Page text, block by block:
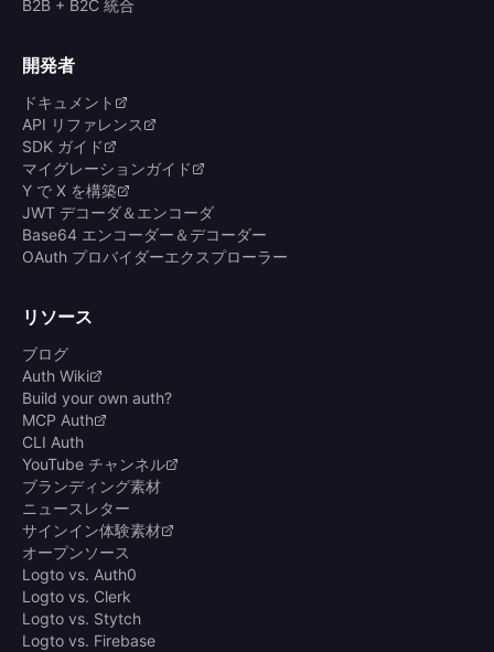
B2B + B2C 統合
開発者
ドキュメント
API リファレンス
SDK ガイド
マイグレーションガイド
Y で X を構築
JWT デコーダ＆エンコーダ
Base64 エンコーダー＆デコーダー
OAuth プロバイダーエクスプローラー
リソース
ブログ
Auth Wiki
Build your own auth?
MCP Auth
CLI Auth
YouTube チャンネル
ブランディング素材
ニュースレター
サインイン体験素材
オープンソース
Logto vs. Auth0
Logto vs. Clerk
Logto vs. Stytch
Logto vs. Firebase